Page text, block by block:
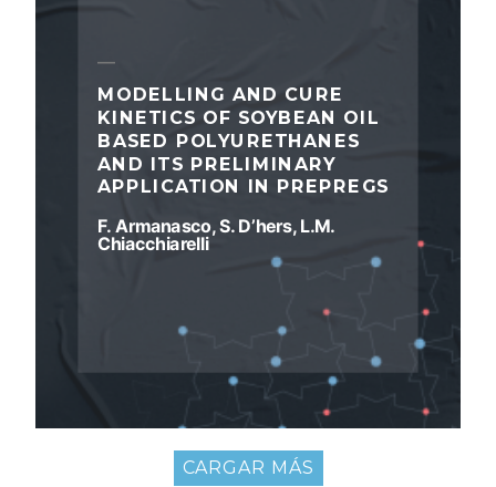
MODELLING AND CURE
KINETICS OF SOYBEAN OIL
BASED POLYURETHANES
AND ITS PRELIMINARY
APPLICATION IN PREPREGS
F. Armanasco, S. D’hers, L.M.
Chiacchiarelli
CARGAR MÁS